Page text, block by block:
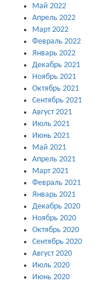
Май 2022
Апрель 2022
Март 2022
Февраль 2022
Январь 2022
Декабрь 2021
Ноябрь 2021
Октябрь 2021
Сентябрь 2021
Август 2021
Июль 2021
Июнь 2021
Май 2021
Апрель 2021
Март 2021
Февраль 2021
Январь 2021
Декабрь 2020
Ноябрь 2020
Октябрь 2020
Сентябрь 2020
Август 2020
Июль 2020
Июнь 2020